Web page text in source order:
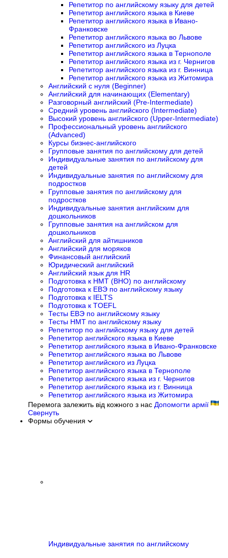
Репетитор по английскому языку для детей
Репетитор английского языка в Киеве
Репетитор английского языка в Ивано-
Франковске
Репетитор английского языка во Львове
Репетитор английского из Луцка
Репетитор английского языка в Тернополе
Репетитор английского языка из г. Чернигов
Репетитор английского языка из г. Винница
Репетитор английского языка из Житомира
Английский с нуля (Beginner)
Английский для начинающих (Elementary)
Разговорный английский (Pre-Intermediate)
Средний уровень английского (Intermediate)
Высокий уровень английского (Upper-Intermediate)
Профессиональный уровень английского
(Advanced)
Курсы бизнес-английского
Групповые занятия по английскому для детей
Индивидуальные занятия по английскому для
детей
Индивидуальные занятия по английскому для
подростков
Групповые занятия по английскому для
подростков
Индивидуальные занятия английским для
дошкольников
Групповые занятия на английском для
дошкольников
Английский для айтишников
Английский для моряков
Финансовый английский
Юридический английский
Английский язык для HR
Подготовка к НМТ (ВНО) по английскому
Подготовка к ЕВЭ по английскому языку
Подготовка к IELTS
Подготовка к TOEFL
Тесты ЕВЭ по английскому языку
Тесты НМТ по английскому языку
Репетитор по английскому языку для детей
Репетитор английского языка в Киеве
Репетитор английского языка в Ивано-Франковске
Репетитор английского языка во Львове
Репетитор английского из Луцка
Репетитор английского языка в Тернополе
Репетитор английского языка из г. Чернигов
Репетитор английского языка из г. Винница
Репетитор английского языка из Житомира
Перемога залежить від кожного з нас Допомогти армії
Свернуть
Формы обучения
Индивидуальные занятия по английскому